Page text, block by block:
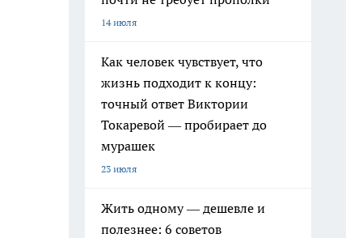
14 июля
Как человек чувствует, что
жизнь подходит к концу:
точный ответ Виктории
Токаревой — пробирает до
мурашек
23 июля
Жить одному — дешевле и
полезнее: 6 советов